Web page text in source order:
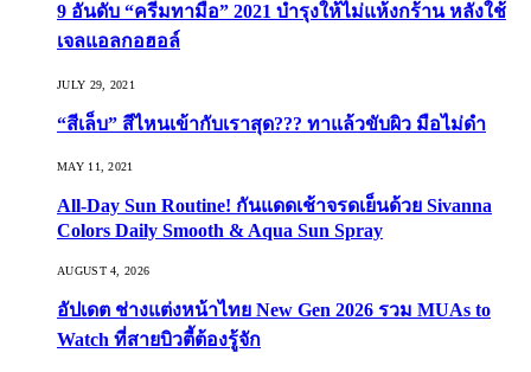
9 อันดับ “ครีมทามือ” 2021 บำรุงให้ไม่แห้งกร้าน หลังใช้
เจลแอลกอฮอล์
JULY 29, 2021
“สีเล็บ” สีไหนเข้ากับเราสุด??? ทาแล้วขับผิว มือไม่ดำ
MAY 11, 2021
All-Day Sun Routine! กันแดดเช้าจรดเย็นด้วย Sivanna
Colors Daily Smooth & Aqua Sun Spray
AUGUST 4, 2026
อัปเดต ช่างแต่งหน้าไทย New Gen 2026 รวม MUAs to
Watch ที่สายบิวตี้ต้องรู้จัก